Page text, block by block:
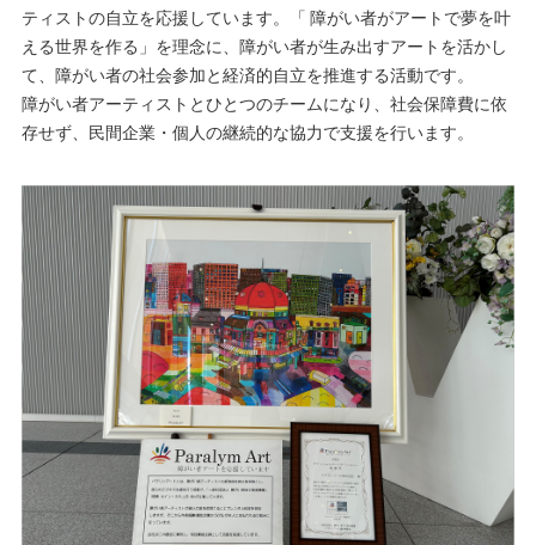
ティストの自立を応援しています。「 障がい者がアートで夢を叶
える世界を作る」を理念に、障がい者が生み出すアートを活かし
て、障がい者の社会参加と経済的自立を推進する活動です。
障がい者アーティストとひとつのチームになり、社会保障費に依
存せず、民間企業・個人の継続的な協力で支援を行います。